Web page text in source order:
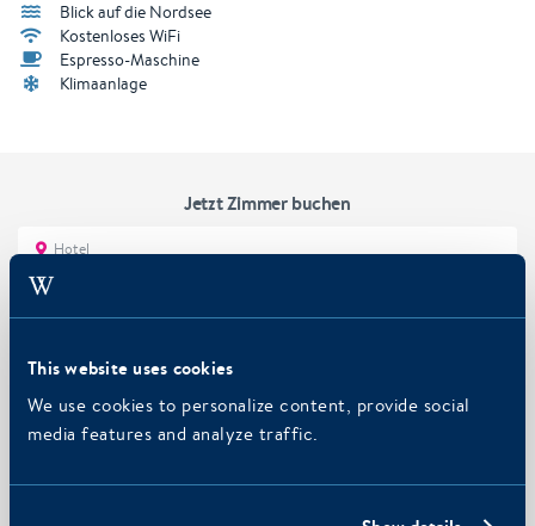
This website uses cookies
We use cookies to personalize content, provide social
media features and analyze traffic.
Blick auf die Nordsee
Kostenloses WiFi
Espresso-Maschine
Klimaanlage
Jetzt Zimmer buchen
Hotel
Strandhotel Seeduyn
Personen
2 Erwachsene